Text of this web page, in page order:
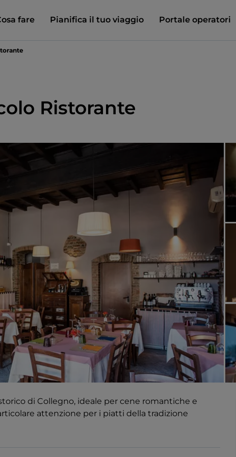
fare Pianifica il tuo viaggio Portale operatori
Ristorante
di Collegno, ideale per cene romantiche e
attenzione per i piatti della tradizione